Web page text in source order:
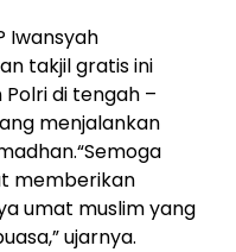
Iwansyah
takjil gratis ini
di tengah –
menjalankan
memberikan
umat muslim yang
ujarnya.